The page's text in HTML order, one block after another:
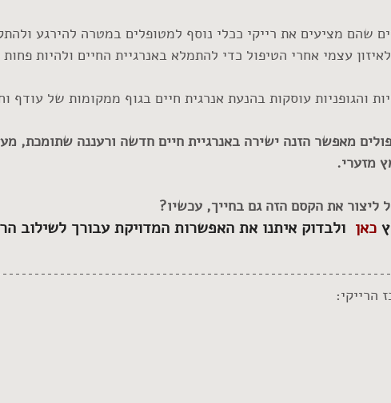
שהם מציעים את רייקי ככלי נוסף למטופלים במטרה להירגע
עצמי אחרי הטיפול כדי להתמלא באנרגיית החיים ולהיות
והגופניות עוסקות בהנעת אנרגית חיים בגוף ממקומות של עודף
מאפשר הזנה ישירה באנרגיית חיים חדשה ורעננה שתומכת,
מזערי.
ליצור את הקסם הזה גם בחייך, עכשיו?
כאן ולבדוק איתנו את האפשרות המדויקת עבורך לשילוב
הרייקי: